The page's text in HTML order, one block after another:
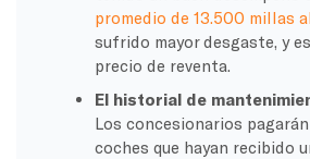
promedio de 13.500 millas
sufrido mayor desgaste, y
precio de reventa.
El historial de
Los concesionarios
coches que hayan recibido